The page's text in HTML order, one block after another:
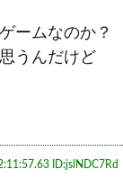
ームなのか？
うんだけど
ID:jslNDC7Rd